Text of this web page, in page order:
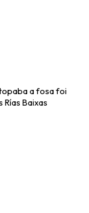
a fosa foi
Baixas